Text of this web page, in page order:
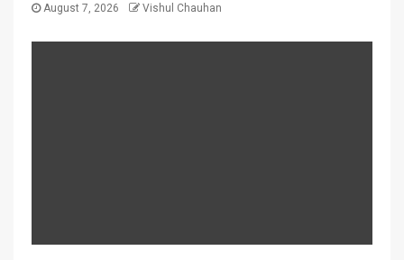
August 7, 2026 Vishul Chauhan